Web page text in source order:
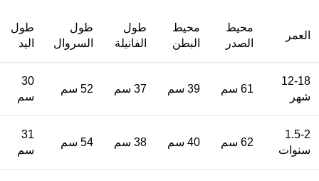
العمر
محيط
الصدر
محيط
البطن
طول
الفانيلة
طول
السروال
طول
اليد
12-18
شهر
61 سم 39 سم 37 سم 52 سم
30
سم
1.5-2
سنوات
62 سم 40 سم 38 سم 54 سم
31
سم